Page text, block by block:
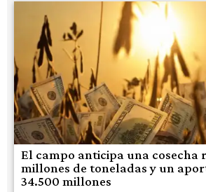
El campo anticipa una cosecha
millones de toneladas y un
34.500 millones